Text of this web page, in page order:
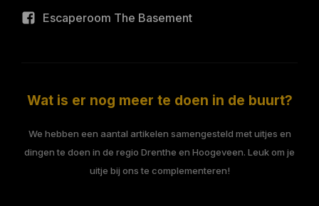
Escaperoom The Basement
Wat is er nog meer te doen in de buurt?
We hebben een aantal artikelen samengesteld met uitjes en
dingen te doen in de regio Drenthe en Hoogeveen. Leuk om je
uitje bij ons te complementeren!